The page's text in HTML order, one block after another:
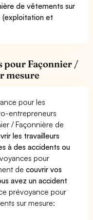
de vêtements sur
(exploitation et
pour Façonnier /
mesure
pour les
entrepreneurs
/ Façonnière de
les travailleurs
à des accidents ou
pour
decouvrir vos
avez un accident
prévoyance pour
sur mesure: